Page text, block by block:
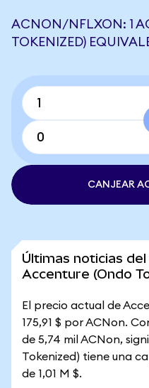
ACNON/NFLXON: 1
TOKENIZED)
CANJEAR
Últimas noticias
Accenture (Ondo
El precio actual de
175,91 $ por ACNon.
de 5,74 mil ACNon,
Tokenized) tiene una
de 1,01 M $.